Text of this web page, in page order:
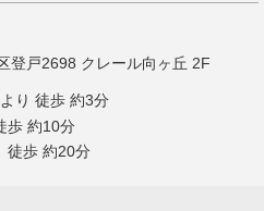
登戸2698 クレール向ヶ丘 2F
り 徒歩 約3分
歩 約10分
徒歩 約20分